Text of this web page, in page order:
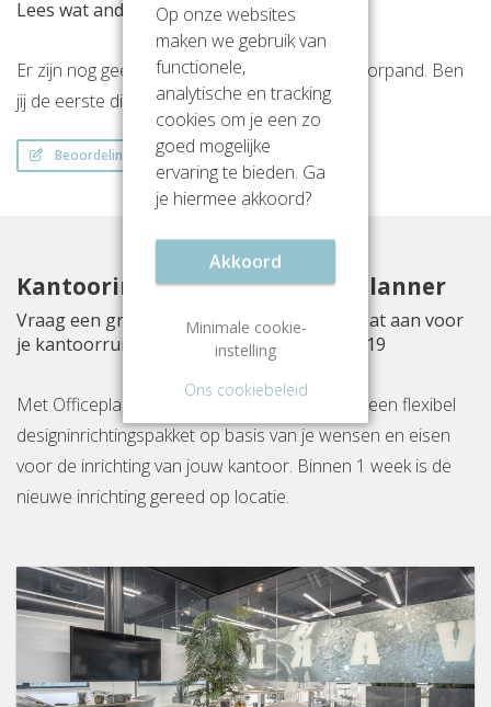
Lees wat anderen vinden van deze locatie
Er zijn nog geen beoordelingen over dit kantoorpand. Ben
jij de eerste die een beoordeling achterlaat?
Beoordeling schrijven
Kantoorinrichting met Officeplanner
Vraag een gratis inrichtingsvoorstel op maat aan voor
je kantoorruimte aan Laarderhoogtweg 7-19
Met Officeplanner huur, huurkoop of koop je een flexibel
designinrichtingspakket op basis van je wensen en eisen
voor de inrichting van jouw kantoor. Binnen 1 week is de
nieuwe inrichting gereed op locatie.
Op onze websites
maken we gebruik van
functionele,
analytische en tracking
cookies om je een zo
goed mogelijke
ervaring te bieden. Ga
je hiermee akkoord?
Akkoord
Minimale cookie-
instelling
Ons cookiebeleid